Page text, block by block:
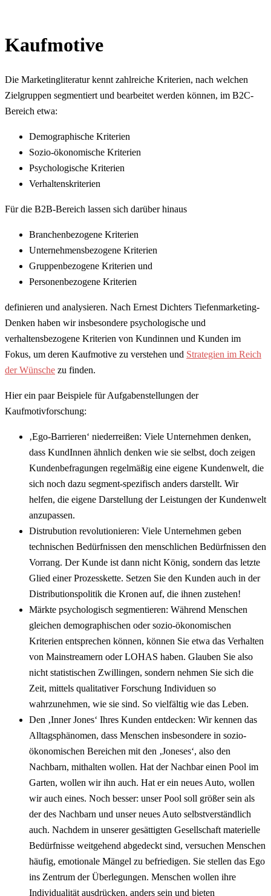
Kaufmotive
Die Marketingliteratur kennt zahlreiche Kriterien, nach welchen
Zielgruppen segmentiert und bearbeitet werden können, im B2C-
Bereich etwa:
Demographische Kriterien
Sozio-ökonomische Kriterien
Psychologische Kriterien
Verhaltenskriterien
Für die B2B-Bereich lassen sich darüber hinaus
Branchenbezogene Kriterien
Unternehmensbezogene Kriterien
Gruppenbezogene Kriterien und
Personenbezogene Kriterien
definieren und analysieren. Nach Ernest Dichters Tiefenmarketing-
Denken haben wir insbesondere psychologische und
verhaltensbezogene Kriterien von Kundinnen und Kunden im
Fokus, um deren Kaufmotive zu verstehen und Strategien im Reich
der Wünsche zu finden.
Hier ein paar Beispiele für Aufgabenstellungen der
Kaufmotivforschung:
‚Ego-Barrieren‘ niederreißen: Viele Unternehmen denken,
dass KundInnen ähnlich denken wie sie selbst, doch zeigen
Kundenbefragungen regelmäßig eine eigene Kundenwelt, die
sich noch dazu segment-spezifisch anders darstellt. Wir
helfen, die eigene Darstellung der Leistungen der Kundenwelt
anzupassen.
Distrubution revolutionieren: Viele Unternehmen geben
technischen Bedürfnissen den menschlichen Bedürfnissen den
Vorrang. Der Kunde ist dann nicht König, sondern das letzte
Glied einer Prozesskette. Setzen Sie den Kunden auch in der
Distributionspolitik die Kronen auf, die ihnen zustehen!
Märkte psychologisch segmentieren: Während Menschen
gleichen demographischen oder sozio-ökonomischen
Kriterien entsprechen können, können Sie etwa das Verhalten
von Mainstreamern oder LOHAS haben. Glauben Sie also
nicht statistischen Zwillingen, sondern nehmen Sie sich die
Zeit, mittels qualitativer Forschung Individuen so
wahrzunehmen, wie sie sind. So vielfältig wie das Leben.
Den ‚Inner Jones‘ Ihres Kunden entdecken: Wir kennen das
Alltagsphänomen, dass Menschen insbesondere in sozio-
ökonomischen Bereichen mit den ‚Joneses‘, also den
Nachbarn, mithalten wollen. Hat der Nachbar einen Pool im
Garten, wollen wir ihn auch. Hat er ein neues Auto, wollen
wir auch eines. Noch besser: unser Pool soll größer sein als
der des Nachbarn und unser neues Auto selbstverständlich
auch. Nachdem in unserer gesättigten Gesellschaft materielle
Bedürfnisse weitgehend abgedeckt sind, versuchen Menschen
häufig, emotionale Mängel zu befriedigen. Sie stellen das Ego
ins Zentrum der Überlegungen. Menschen wollen ihre
Individualität ausdrücken, anders sein und bieten